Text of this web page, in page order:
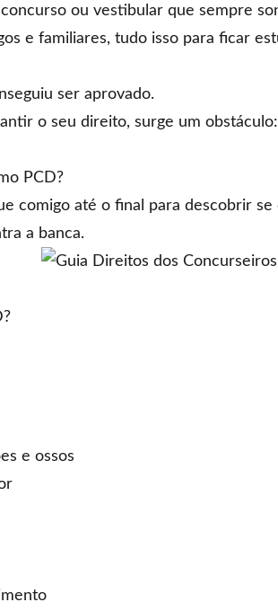
ou vestibular que sempre
e familiares, tudo isso para ficar
ser aprovado.
o seu direito, surge um
PCD?
comigo até o final para descobrir
a banca.
e ossos